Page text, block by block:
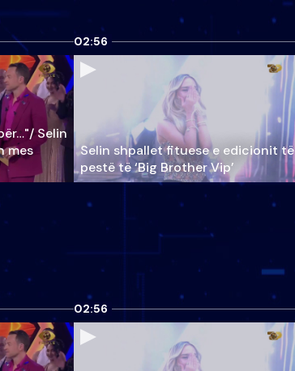
Selin
mes
02:56
Selin shpallet fituese e edicionit të
pestë të ‘Big Brother Vip’
02:56